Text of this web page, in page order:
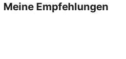
Meine Empfehlungen